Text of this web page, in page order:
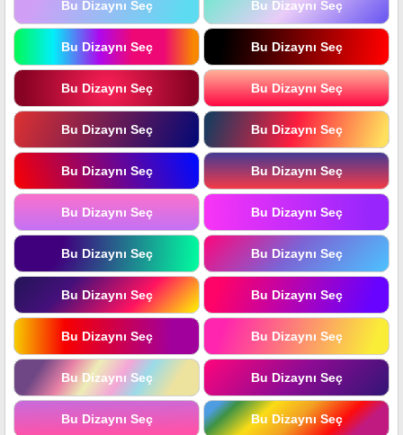
Bu Dizaynı Seç Bu Dizaynı Seç
Bu Dizaynı Seç Bu Dizaynı Seç
Bu Dizaynı Seç Bu Dizaynı Seç
Bu Dizaynı Seç Bu Dizaynı Seç
Bu Dizaynı Seç Bu Dizaynı Seç
Bu Dizaynı Seç Bu Dizaynı Seç
Bu Dizaynı Seç Bu Dizaynı Seç
Bu Dizaynı Seç Bu Dizaynı Seç
Bu Dizaynı Seç Bu Dizaynı Seç
Bu Dizaynı Seç Bu Dizaynı Seç
Bu Dizaynı Seç Bu Dizaynı Seç